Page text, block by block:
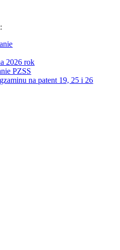
2026 rok
PZSS
na patent 19, 25 i 26